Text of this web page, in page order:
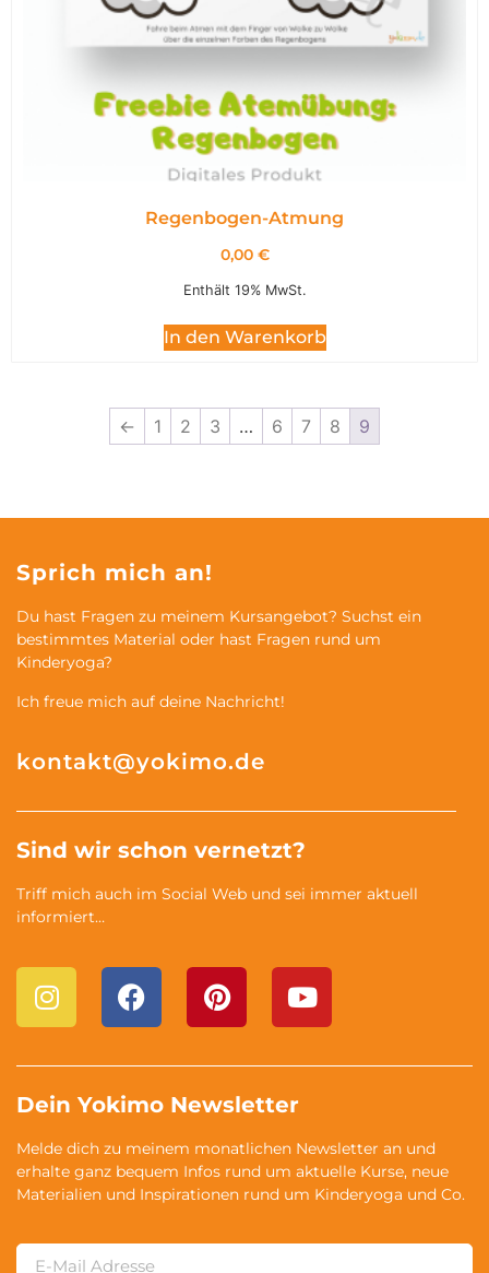
Regenbogen-Atmung
0,00 €
Enthält 19% MwSt.
In den Warenkorb
← 1 2 3 … 6 7 8 9
Sprich mich an!
Du hast Fragen zu meinem Kursangebot? Suchst ein
bestimmtes Material oder hast Fragen rund um
Kinderyoga?
Ich freue mich auf deine Nachricht!
kontakt@yokimo.de
Sind wir schon vernetzt?
Triff mich auch im Social Web und sei immer aktuell
informiert…
Dein Yokimo Newsletter
Melde dich zu meinem monatlichen Newsletter an und
erhalte ganz bequem Infos rund um aktuelle Kurse, neue
Materialien und Inspirationen rund um Kinderyoga und Co.